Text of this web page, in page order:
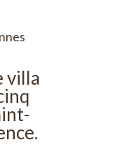
villa